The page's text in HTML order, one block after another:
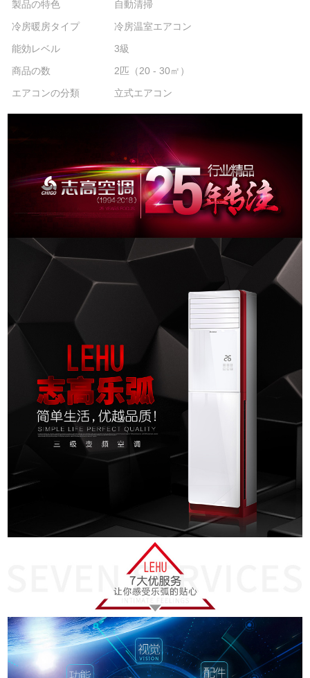
製品の特色
自動清掃
冷房暖房タイプ
冷房温室エアコン
能効レベル
3級
商品の数
2匹（20 - 30㎡）
エアコンの分類
立式エアコン